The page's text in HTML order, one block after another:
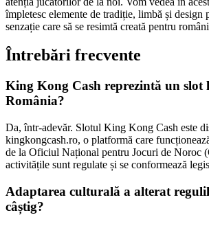
împletesc elemente de tradiție, limbă și design
senzație care să se resimtă creată pentru
Întrebări frecvente
King Kong Cash reprezintă un slot
România?
Da, într-adevăr. Slotul King Kong Cash este
kingkongcash.ro, o platformă care
de la Oficiul Național pentru Jocuri de Noroc
activitățile sunt regulate și se conformează
Adaptarea culturală a alterat
câștig?